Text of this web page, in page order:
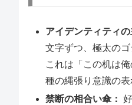
アイデンティティの
文字ずつ、極太のゴ
これは「この机は
種の縄張り意識の表
禁断の相合い傘：